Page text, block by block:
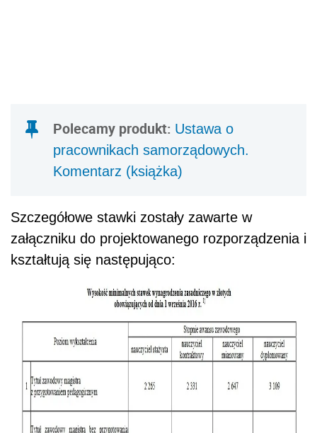
Polecamy produkt: Ustawa o
pracownikach samorządowych.
Komentarz (książka)
Szczegółowe stawki zostały zawarte w
załączniku do projektowanego rozporządzenia i
kształtują się następująco: